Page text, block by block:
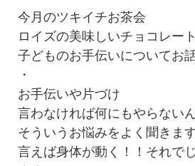
今月のツキイチお茶会
ロイズの美味しいチョコレー
子どものお手伝いについてお
・
お手伝いや片づけ
言わなければ何にもやらない
そういうお悩みをよく聞きま
言えば身体が動く！！それで